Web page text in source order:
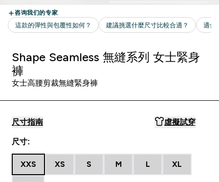
Shape Seamless 無縫系列 女士緊身
褲
女士高腰剪裁無縫緊身褲
尺寸指南 虛擬試穿
尺寸:
XXS XS S M L XL